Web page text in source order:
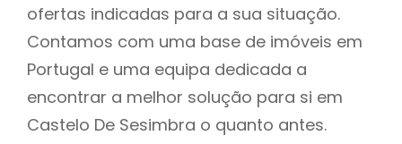
ofertas indicadas para a sua situação.
Contamos com uma base de imóveis em
Portugal e uma equipa dedicada a
encontrar a melhor solução para si em
Castelo De Sesimbra o quanto antes.